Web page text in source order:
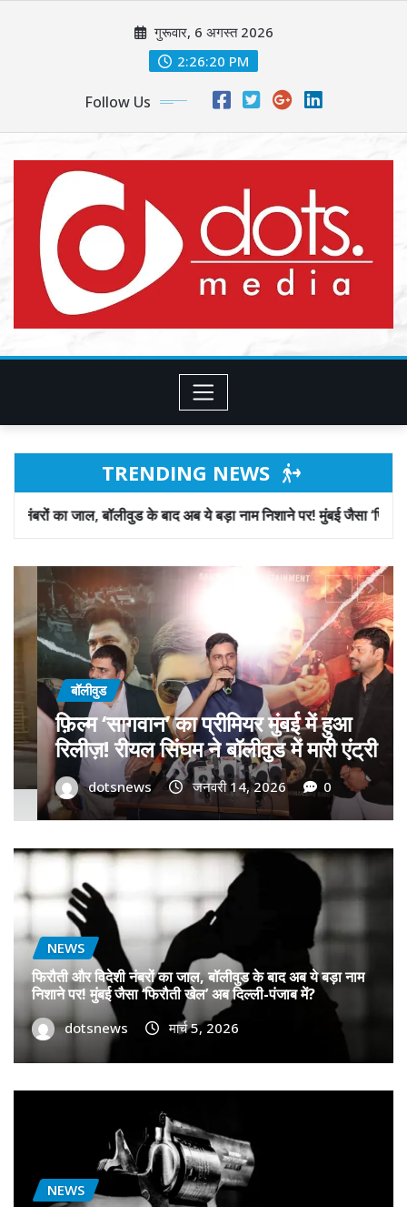
गुरूवार, 6 अगस्त 2026
2:26:22 PM
Follow Us
TRENDING NEWS
बाद अब ये बड़ा नाम निशाने पर! मुंबई जैसा ‘फिरौती खेल’ अब दिल्ली-पंजाब में?
बॉलीवुड
गोवा मुख्यमंत्री डॉ. प्रमोद सावंत का ‘गोदान’
को बड़ा समर्थन; पोस्टर विमोचन कर मथुरा से
फिल्म गोदान की टीम का बढ़ाया मान!
dotsnews जनवरी 9, 2026 0
NEWS
फिरौती और विदेशी नंबरों का जाल, बॉलीवुड के बाद अब ये बड़ा नाम
निशाने पर! मुंबई जैसा ‘फिरौती खेल’ अब दिल्ली-पंजाब में?
dotsnews मार्च 5, 2026
NEWS